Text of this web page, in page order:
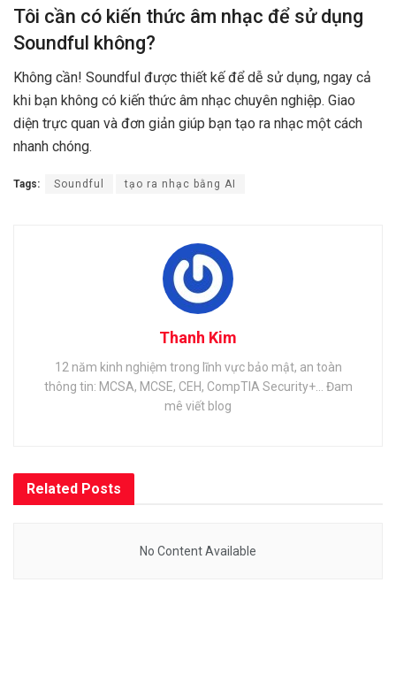
Tôi cần có kiến thức âm nhạc để sử dụng
Soundful không?
Không cần! Soundful được thiết kế để dễ sử dụng, ngay cả
khi bạn không có kiến thức âm nhạc chuyên nghiệp. Giao
diện trực quan và đơn giản giúp bạn tạo ra nhạc một cách
nhanh chóng.
Tags: Soundful tạo ra nhạc bằng AI
Thanh Kim
12 năm kinh nghiệm trong lĩnh vực bảo mật, an toàn
thông tin: MCSA, MCSE, CEH, CompTIA Security+... Đam
mê viết blog
Related Posts
No Content Available